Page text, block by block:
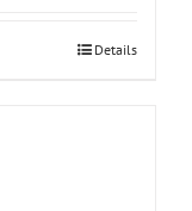
Details